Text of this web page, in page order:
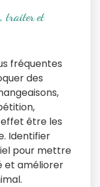
traiter et
fréquentes
des
être les
Identifier
pour mettre
et améliorer